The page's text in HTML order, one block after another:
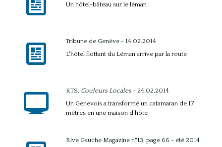
Un hôtel-bâteau sur le léman
Tribune de Genève - 14.02.2014
L'hôtel flottant du Léman arrive par la route
RTS, Couleurs Locales - 24.02.2014
Un Genevois a transformé un catamaran de 17
mètres en une maison d'hôte
Rive Gauche Magazine n°13, page 66 - été 2014